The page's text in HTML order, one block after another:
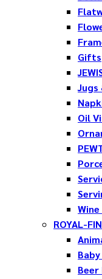
Gifts
Jugs
Oil
ROYAL-
Beer